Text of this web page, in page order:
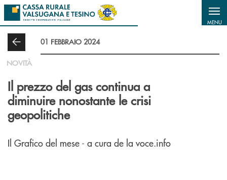
Salta al contenuto principale
MENU
01 FEBBRAIO 2024
NOVITÀ
Il prezzo del gas continua a
diminuire nonostante le crisi
geopolitiche
Il Grafico del mese - a cura de la voce.info